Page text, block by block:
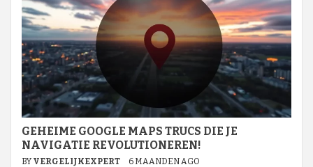
GEHEIME GOOGLE MAPS TRUCS DIE JE
NAVIGATIE REVOLUTIONEREN!
BY VERGELIJKEXPERT 6 MAANDEN AGO